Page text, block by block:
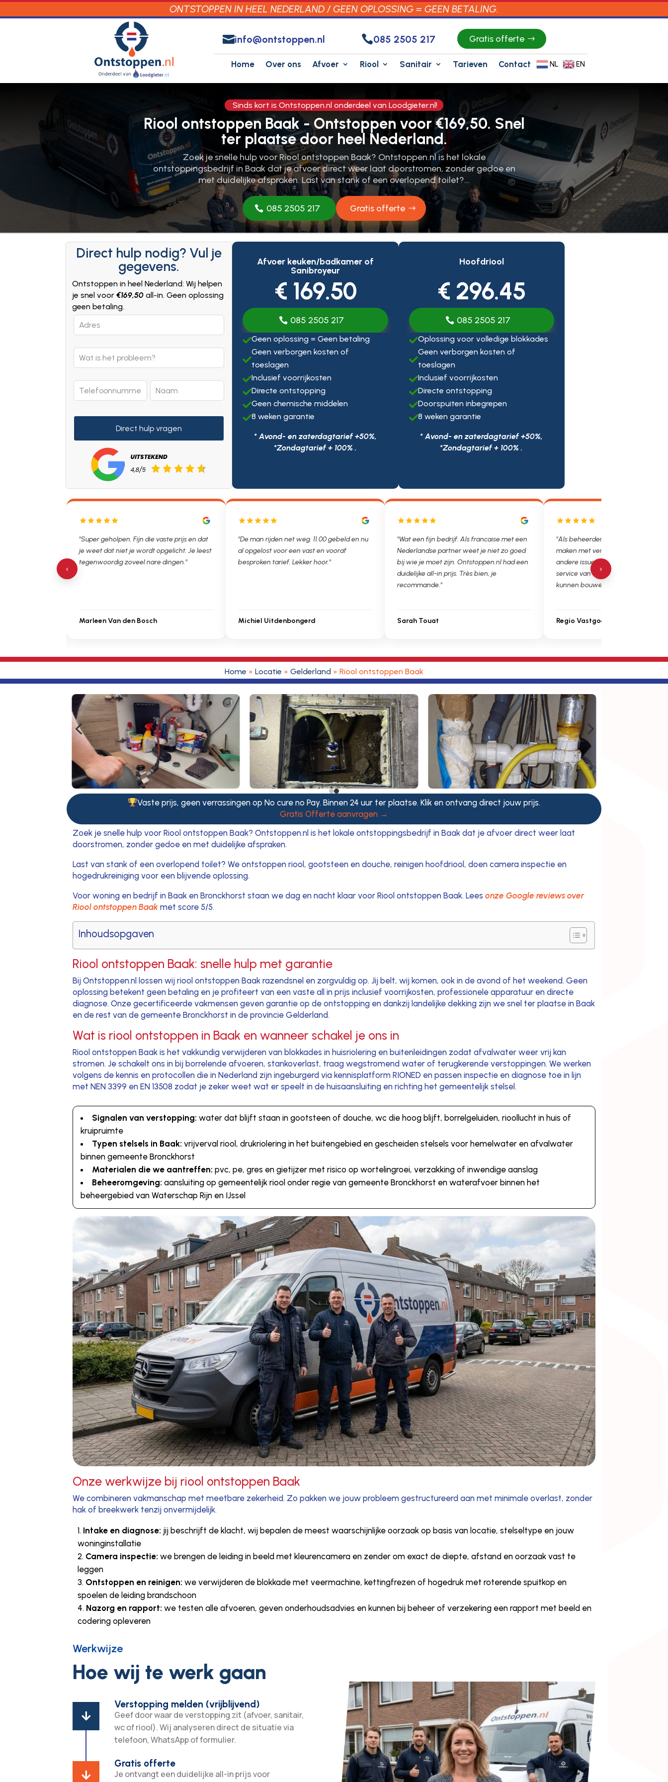
ONTSTOPPEN IN HEEL NEDERLAND / GEEN OPLOSSING = GEEN BETALING.
info@ontstoppen.nl 085 2505 217 Gratis offerte
Home Over ons Afvoer Riool Sanitair Tarieven Contact NL EN
Sinds kort is Ontstoppen.nl onderdeel van Loodgieter.nl!
Riool ontstoppen Baak - Ontstoppen voor €169,50. Snel
ter plaatse door heel Nederland.
Zoek je snelle hulp voor Riool ontstoppen Baak? Ontstoppen.nl is het lokale
ontstoppingsbedrijf in Baak dat je afvoer direct weer laat doorstromen, zonder gedoe en
met duidelijke afspraken. Last van stank of een overlopend toilet?…
085 2505 217 Gratis offerte
Direct hulp nodig? Vul je
gegevens.
Ontstoppen in heel Nederland: Wij helpen
je snel voor €169,50 all-in. Geen oplossing
geen betaling.
Leave
this
blank
Direct hulp vragen
Afvoer keuken/badkamer of
Sanibroyeur
€ 169.50
085 2505 217
Geen oplossing = Geen betaling

Geen verborgen kosten of
toeslagen
Inclusief voorrijkosten
Directe ontstopping
Geen chemische middelen
8 weken garantie
* Avond- en zaterdagtarief +50%,
*Zondagtarief + 100% .
Hoofdriool
€ 296.45
085 2505 217
Oplossing voor volledige blokkades

Geen verborgen kosten of
toeslagen
Inclusief voorrijkosten
Directe ontstopping
Doorspuiten inbegrepen
8 weken garantie
* Avond- en zaterdagtarief +50%,
*Zondagtarief + 100% .
"Super geholpen. Fijn die vaste prijs en dat
je weet dat niet je wordt opgelicht. Je leest
tegenwoordig zoveel nare dingen."
Marleen Van den Bosch
"De man rijden net weg. 11.00 gebeld en nu
al opgelost voor een vast en vooraf
besproken tarief. Lekker hoor."
Michiel Uitdenbongerd
"Wat een fijn bedrijf. Als francaise met een
Nederlandse partner weet je niet zo goed
bij wie je moet zijn. Ontstoppen.nl had een
duidelijke all-in prijs. Très bien, je
recommande."
Sarah Touat
"Als beheerder hebben we helaas
maken met verstoppingen,
andere issues. Het is super fijn dat
service van Ontstoppen.nl en
kunnen bouwen. Ga zo door!"
Regio Vastgoedbeheer
‹ ›
Home » Locatie » Gelderland » Riool ontstoppen Baak
4 5
Vaste prijs, geen verrassingen op No cure no Pay. Binnen 24 uur ter plaatse. Klik en ontvang direct jouw prijs.
Gratis Offerte aanvragen →
Zoek je snelle hulp voor Riool ontstoppen Baak? Ontstoppen.nl is het lokale ontstoppingsbedrijf in Baak dat je afvoer direct weer laat
doorstromen, zonder gedoe en met duidelijke afspraken.
Last van stank of een overlopend toilet? We ontstoppen riool, gootsteen en douche, reinigen hoofdriool, doen camera inspectie en
hogedrukreiniging voor een blijvende oplossing.
Voor woning en bedrijf in Baak en Bronckhorst staan we dag en nacht klaar voor Riool ontstoppen Baak. Leesonze Google reviews over
Riool ontstoppen Baak met score 5/5.
Inhoudsopgaven
Riool ontstoppen Baak: snelle hulp met garantie
Bij Ontstoppen.nl lossen wij riool ontstoppen Baak razendsnel en zorgvuldig op. Jij belt, wij komen, ook in de avond of het weekend. Geen
oplossing betekent geen betaling en je profiteert van een vaste all in prijs inclusief voorrijkosten, professionele apparatuur en directe
diagnose. Onze gecertificeerde vakmensen geven garantie op de ontstopping en dankzij landelijke dekking zijn we snel ter plaatse in Baak
en de rest van de gemeente Bronckhorst in de provincie Gelderland.
Wat is riool ontstoppen in Baak en wanneer schakel je ons in
Riool ontstoppen Baak is het vakkundig verwijderen van blokkades in huisriolering en buitenleidingen zodat afvalwater weer vrij kan
stromen. Je schakelt ons in bij borrelende afvoeren, stankoverlast, traag wegstromend water of terugkerende verstoppingen. We werken
volgens de kennis en protocollen die in Nederland zijn ingeburgerd via kennisplatform RIONED en passen inspectie en diagnose toe in lijn
met NEN 3399 en EN 13508 zodat je zeker weet wat er speelt in de huisaansluiting en richting het gemeentelijk stelsel.
Signalen van verstopping: water dat blijft staan in gootsteen of douche, wc die hoog blijft, borrelgeluiden, rioollucht in huis of
kruipruimte
Typen stelsels in Baak: vrijverval riool, drukriolering in het buitengebied en gescheiden stelsels voor hemelwater en afvalwater
binnen gemeente Bronckhorst
Materialen die we aantreffen: pvc, pe, gres en gietijzer met risico op wortelingroei, verzakking of inwendige aanslag
Beheeromgeving: aansluiting op gemeentelijk riool onder regie van gemeente Bronckhorst en waterafvoer binnen het
beheergebied van Waterschap Rijn en IJssel
Onze werkwijze bij riool ontstoppen Baak
We combineren vakmanschap met meetbare zekerheid. Zo pakken we jouw probleem gestructureerd aan met minimale overlast, zonder
hak of breekwerk tenzij onvermijdelijk.
Intake en diagnose: jij beschrijft de klacht, wij bepalen de meest waarschijnlijke oorzaak op basis van locatie, stelseltype en jouw
woninginstallatie
Camera inspectie: we brengen de leiding in beeld met kleurencamera en zender om exact de diepte, afstand en oorzaak vast te
leggen
Ontstoppen en reinigen: we verwijderen de blokkade met veermachine, kettingfrezen of hogedruk met roterende spuitkop en
spoelen de leiding brandschoon
Nazorg en rapport: we testen alle afvoeren, geven onderhoudsadvies en kunnen bij beheer of verzekering een rapport met beeld en
codering opleveren
Werkwijze
Hoe wij te werk gaan

Verstopping melden (vrijblijvend)
Geef door waar de verstopping zit (afvoer, sanitair,
wc of riool). Wij analyseren direct de situatie via
telefoon, WhatsApp of formulier.

Gratis offerte
Je ontvangt een duidelijke all-in prijs voor